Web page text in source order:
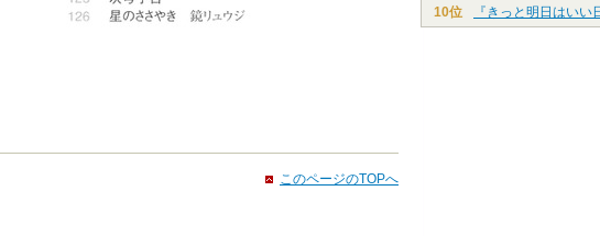
このページのTOPへ
10位
『きっと明日はいい